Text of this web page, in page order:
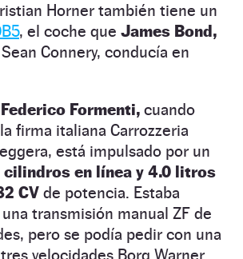
Horner también tiene un
, el coche que James Bond,
Connery, conducía en
Formenti, cuando
firma italiana Carrozzeria
está impulsado por un
en línea y 4.0 litros
CV de potencia. Estaba
transmisión manual ZF de
pero se podía pedir con una